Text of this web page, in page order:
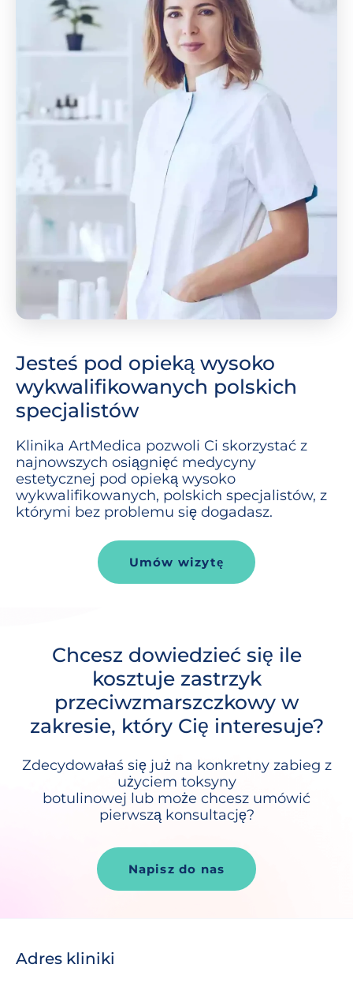
Jesteś pod opieką wysoko
wykwalifikowanych polskich
specjalistów
Klinika ArtMedica pozwoli Ci skorzystać z
najnowszych osiągnięć medycyny
estetycznej pod opieką wysoko
wykwalifikowanych, polskich specjalistów, z
którymi bez problemu się dogadasz.
Umów wizytę
Chcesz dowiedzieć się ile
kosztuje zastrzyk
przeciwzmarszczkowy w
zakresie, który Cię interesuje?
Zdecydowałaś się już na konkretny zabieg z
użyciem toksyny
botulinowej lub może chcesz umówić
pierwszą konsultację?
Napisz do nas
Adres kliniki